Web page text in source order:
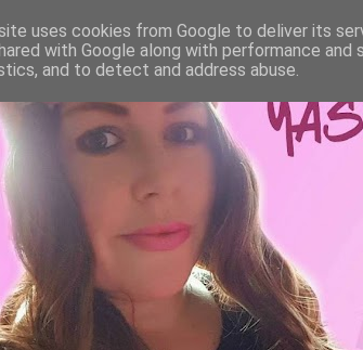
uses cookies from Google to deliver its
with Google along with performance
and to detect and address abuse.